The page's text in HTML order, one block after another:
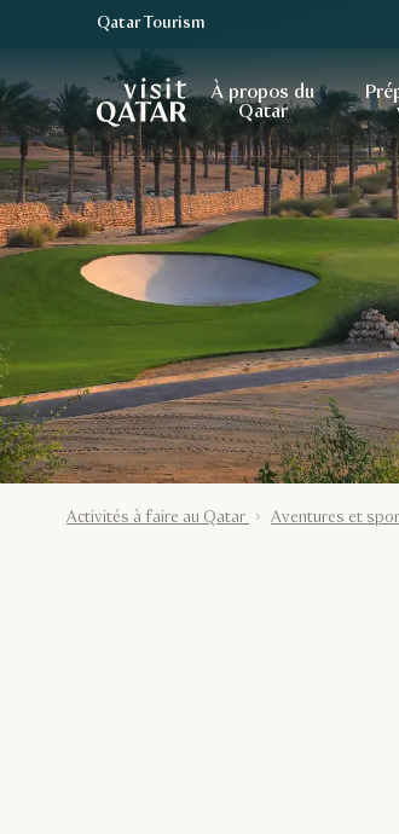
Page d’accueil de Visit Qatar
Qatar Tourism
À propos du
Qatar
Activités à faire au Qatar Aventures et